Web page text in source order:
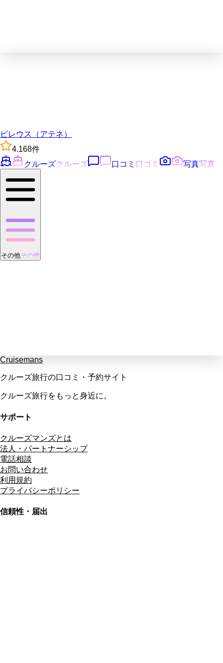
ピレウス（アテネ）
4.168件
クルーズクルーズ 口コミ 口コミ 写真写真
その他その他
Cruisemans
クルーズ旅行の口コミ・予約サイト
クルーズ旅行をもっと身近に。
サポート
クルーズマンズとは
法人・パートナーシップ
電話相談
お問い合わせ
利用規約
プライバシーポリシー
信頼性・届出